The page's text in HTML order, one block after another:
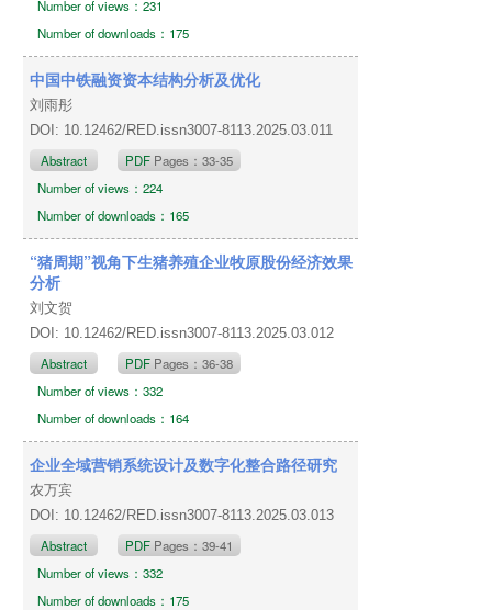
Number of views：231
Number of downloads：175
中国中铁融资资本结构分析及优化
刘雨彤
DOI: 10.12462/RED.issn3007-8113.2025.03.011
Abstract PDF Pages：33-35
Number of views：224
Number of downloads：165
“猪周期”视角下生猪养殖企业牧原股份经济效果
分析
刘文贺
DOI: 10.12462/RED.issn3007-8113.2025.03.012
Abstract PDF Pages：36-38
Number of views：332
Number of downloads：164
企业全域营销系统设计及数字化整合路径研究
农万宾
DOI: 10.12462/RED.issn3007-8113.2025.03.013
Abstract PDF Pages：39-41
Number of views：332
Number of downloads：175